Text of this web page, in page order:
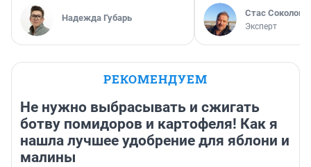
Надежда Губарь Стас Соколов
Эксперт
РЕКОМЕНДУЕМ
Не нужно выбрасывать и сжигать
ботву помидоров и картофеля! Как я
нашла лучшее удобрение для яблони и
малины